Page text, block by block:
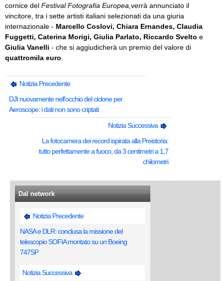
cornice del Festival Fotografia Europea,verrà annunciato il
vincitore, tra i sette artisti italiani selezionati da una giuria
internazionale - Marcello Coslovi, Chiara Ernandes, Claudia
Fuggetti, Caterina Morigi, Giulia Parlato, Riccardo Svelto e
Giulia Vanelli - che si aggiudicherà un premio del valore di
quattromila euro.
Notizia Precedente
DJI nuovamente nell'occhio del ciclone per
Aeroscope: i dati non sono criptati
Notizia Successiva
La fotocamera dei record ispirata alla Preistoria:
tutto perfettamente a fuoco, da 3 centimetri a 1,7
chilometri
Dal network
Notizia Precedente
NASA e DLR: conclusa la missione del
telescopio SOFIA montato su un Boeing
747SP
Notizia Successiva